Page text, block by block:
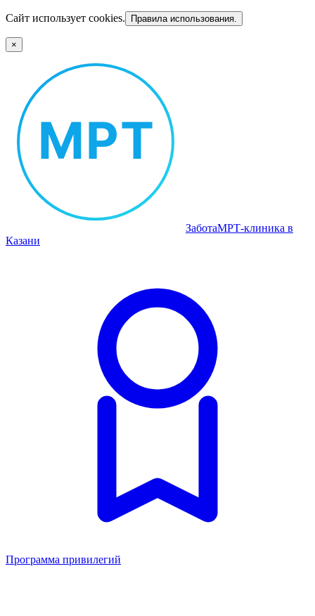
Сайт использует cookies. Правила использования.
×
ЗаботаМРТ‑клиника в
Казани
Программа привилегий